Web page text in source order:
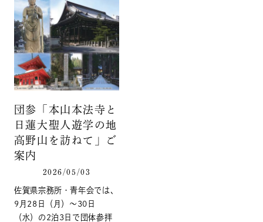
団参「本山本法寺と
日蓮大聖人遊学の地
高野山を訪ねて」ご
案内
2026/05/03
佐賀県宗務所・青年会では、
9月28日（月）～30日
（水）の2泊3日で団体参拝